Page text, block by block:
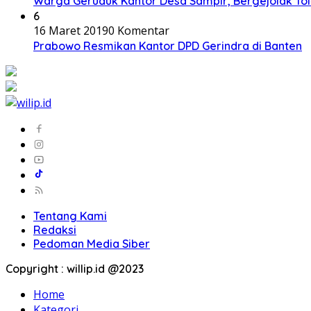
6
16 Maret 20190 Komentar
Prabowo Resmikan Kantor DPD Gerindra di Banten
Tentang Kami
Redaksi
Pedoman Media Siber
Copyright : willip.id @2023
Home